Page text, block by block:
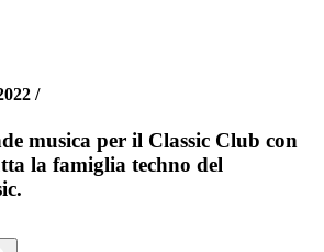
/
musica per il Classic Club con
la famiglia techno del